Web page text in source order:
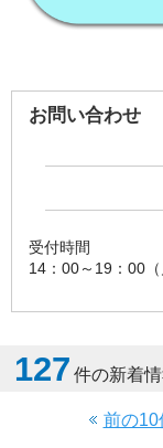
お問い合わせ
受付時間
14：00～19：00（
127 件の新着
前の10